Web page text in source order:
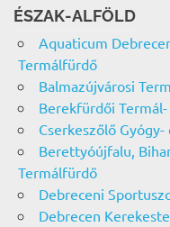
ÉSZAK-ALFÖLD
Aquaticum
Termálfürdő
Balmazújvárosi
Berekfürdői
Cserkeszőlő
Berettyóújfalu,
Termálfürdő
Debreceni
Debrecen